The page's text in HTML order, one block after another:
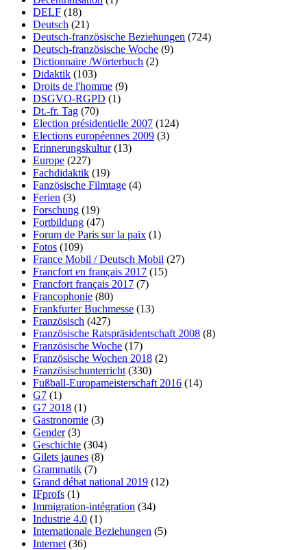
DELF (18)
Deutsch (21)
Deutsch-französische Beziehungen (724)
Deutsch-französische Woche (9)
Dictionnaire /Wörterbuch (2)
Didaktik (103)
Droits de l'homme (9)
DSGVO-RGPD (1)
Dt.-fr. Tag (70)
Election présidentielle 2007 (124)
Elections européennes 2009 (3)
Erinnerungskultur(13)
Europe (227)
Fachdidaktik (19)
Fanzösische Filmtage (4)
Ferien (3)
Forschung (19)
Fortbildung (47)
Forum de Paris sur la paix (1)
Fotos (109)
France Mobil / Deutsch Mobil (27)
Francfort en français 2017 (15)
Francfort français 2017 (7)
Francophonie (80)
Frankfurter Buchmesse (13)
Französisch (427)
Französische Ratspräsidentschaft 2008 (8)
Französische Woche (17)
Französische Wochen 2018 (2)
Französischunterricht (330)
Fußball-Europameisterschaft 2016 (14)
G7 (1)
G7 2018 (1)
Gastronomie (3)
Gender(3)
Geschichte (304)
Gilets jaunes (8)
Grammatik (7)
Grand débat national 2019 (12)
IFprofs (1)
Immigration-intégration (34)
Industrie 4.0 (1)
Internationale Beziehungen (5)
Internet (36)